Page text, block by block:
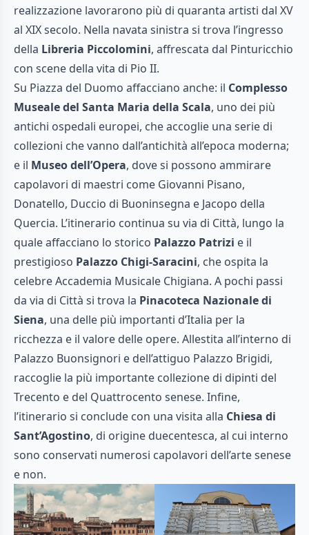
realizzazione lavorarono più di quaranta artisti dal XV
al XIX secolo. Nella navata sinistra si trova l’ingresso
della Libreria Piccolomini, affrescata dal Pinturicchio
con scene della vita di Pio II.
Su Piazza del Duomo affacciano anche: il Complesso
Museale del Santa Maria della Scala, uno dei più
antichi ospedali europei, che accoglie una serie di
collezioni che vanno dall’antichità all’epoca moderna;
e il Museo dell’Opera, dove si possono ammirare
capolavori di maestri come Giovanni Pisano,
Donatello, Duccio di Buoninsegna e Jacopo della
Quercia. L’itinerario continua su via di Città, lungo la
quale affacciano lo storico Palazzo Patrizi e il
prestigioso Palazzo Chigi-Saracini, che ospita la
celebre Accademia Musicale Chigiana. A pochi passi
da via di Città si trova la Pinacoteca Nazionale di
Siena, una delle più importanti d’Italia per la
ricchezza e il valore delle opere. Allestita all’interno di
Palazzo Buonsignori e dell’attiguo Palazzo Brigidi,
raccoglie la più importante collezione di dipinti del
Trecento e del Quattrocento senese. Infine,
l’itinerario si conclude con una visita alla Chiesa di
Sant’Agostino, di origine duecentesca, al cui interno
sono conservati numerosi capolavori dell’arte senese
e non.